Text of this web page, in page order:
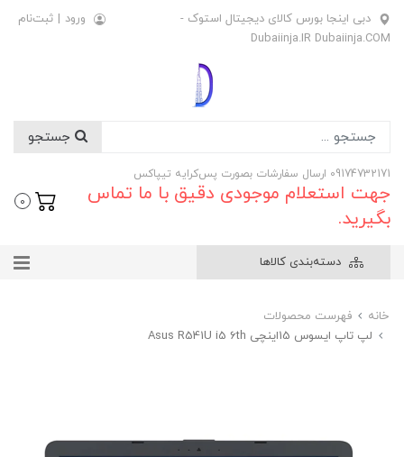
دبی اینجا بورس کالای دیجیتال استوک -
Dubaiinja.IR Dubaiinja.COM
ورود | ثبت‌نام
09174732171 ارسال سفارشات بصورت پس‌کرایه تیپاکس
جهت استعلام موجودی دقیق با ما تماس
بگیرید.
0
دسته‌بندی کالاها
خانه
فهرست محصولات
لپ تاپ ایسوس 15اینچی Asus R541U i5 6th